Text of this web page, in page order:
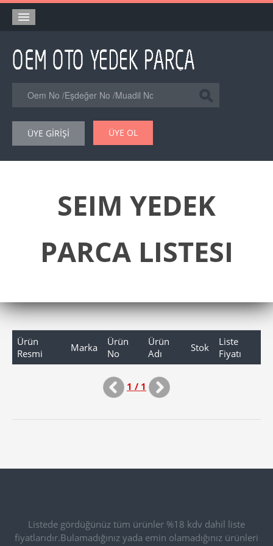
Orjinal Yedek Parça
Eşdeğer Muadil Yedek Parça
Şase Numarası VIN Yedekparça Sorgulama
Hakkımızda
ÜYE GİRİŞİ ÜYE OL
SEIM YEDEK
PARCA LISTESI
Ürün
Resmi
Marka
Ürün
No
Ürün
Adı
Stok
Liste
Fiyatı
1 / 1
Listede gördüğünüz tüm ürünler %18 kdv dahil liste
fiyatlarıdır.Bulamadığınız yada emin olamadığınız ürünleri